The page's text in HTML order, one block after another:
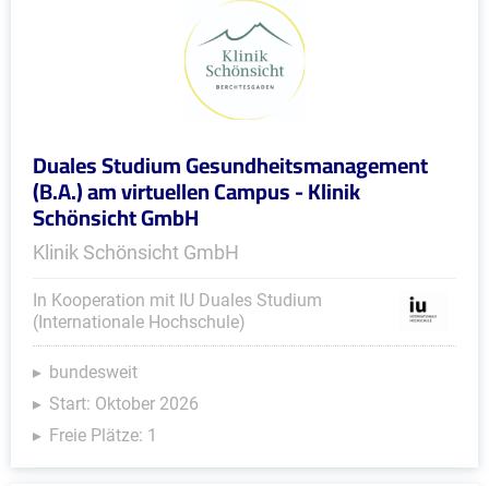
Duales Studium Gesundheitsmanagement
(B.A.) am virtuellen Campus - Klinik
Schönsicht GmbH
Klinik Schönsicht GmbH
In Kooperation mit IU Duales Studium
(Internationale Hochschule)
bundesweit
Start: Oktober 2026
Freie Plätze: 1